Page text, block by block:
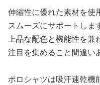
伸縮性に優れた素材を使
スムーズにサポートしま
上品な配色と機能性を兼
注目を集めること間違い
ポロシャツは吸汗速乾機